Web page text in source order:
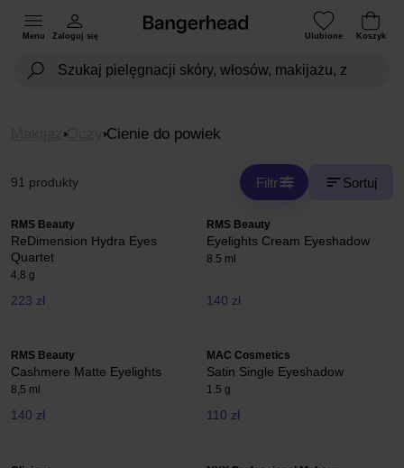
Menu Zaloguj się Ulubione Koszyk
Oczy Cienie do powiek
91 produkty Filtr Sortuj
RMS Beauty
ReDimension Hydra Eyes
Quartet
4,8 g
223 zł
RMS Beauty
Eyelights Cream Eyeshadow
8.5 ml
140 zł
RMS Beauty
Cashmere Matte Eyelights
8,5 ml
140 zł
MAC Cosmetics
Satin Single Eyeshadow
1.5 g
110 zł